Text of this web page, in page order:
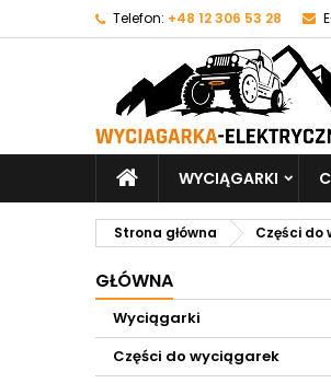
Telefon: +48 12 306 53 28
WYCIĄGARKI
Strona główna Części do
GŁÓWNA
Wyciągarki
Części do wyciągarek